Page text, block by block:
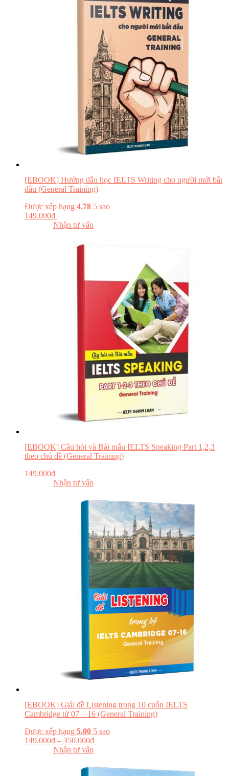
[EBOOK] Hướng dẫn học IELTS Writing cho người mới bắt
đầu (General Training)
Được xếp hạng 4.78 5 sao
149.000₫
Nhận tư vấn
[EBOOK] Câu hỏi và Bài mẫu IELTS Speaking Part 1,2,3
theo chủ đề (General Training)
149.000₫
Nhận tư vấn
[EBOOK] Giải đề Listening trong 10 cuốn IELTS
Cambridge từ 07 – 16 (General Training)
Được xếp hạng 5.00 5 sao
149.000₫ – 350.000₫
Nhận tư vấn